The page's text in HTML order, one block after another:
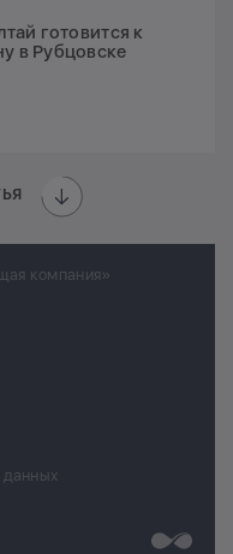
готовится к
в Рубцовске
компания»
данных